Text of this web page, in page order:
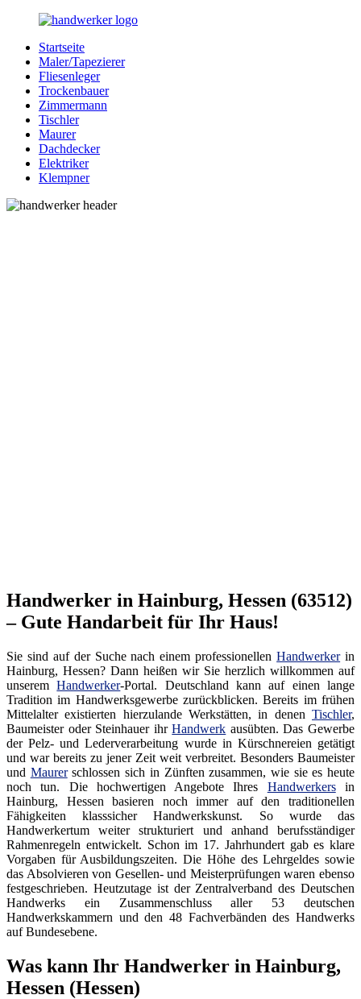
Zurück
Inhalt
Bessere-
Handwerker.de
Handwerker
Ihrer
Nähe
Startseite
Maler/Tapezierer
Fliesenleger
Trockenbauer
Zimmermann
Tischler
Maurer
Dachdecker
Elektriker
Klempner
Handwerker in Hainburg, Hessen (63512)
– Gute Handarbeit für Ihr Haus!
Sie sind auf der Suche nach einem professionellenHandwerkerin
Hainburg, Hessen? Dann heißen wir Sie herzlich willkommen auf
unseremHandwerker-Portal. Deutschland kann auf einen lange
Tradition im Handwerksgewerbe zurückblicken. Bereits im frühen
Mittelalter existierten hierzulande Werkstätten, in denen Tischler,
Baumeister oder Steinhauer ihrHandwerk ausübten. Das Gewerbe
der Pelz- und Lederverarbeitung wurde in Kürschnereien getätigt
und war bereits zu jener Zeit weit verbreitet. Besonders Baumeister
und Maurerschlossen sich in Zünften zusammen, wie sie es heute
noch tun. Die hochwertigen Angebote Ihres Handwerkersin
Hainburg, Hessen basieren noch immer auf den traditionellen
Fähigkeiten klasssicher Handwerkskunst. So wurde das
Handwerkertum weiter strukturiert und anhand berufsständiger
Rahmenregeln entwickelt. Schon im 17. Jahrhundert gab es klare
Vorgaben für Ausbildungszeiten. Die Höhe des Lehrgeldes sowie
das Absolvieren von Gesellen- und Meisterprüfungen waren ebenso
festgeschrieben. Heutzutage ist der Zentralverband des Deutschen
Handwerks ein Zusammenschluss aller 53 deutschen
Handwerkskammern und den 48 Fachverbänden des Handwerks
auf Bundesebene.
Was kann Ihr Handwerker in Hainburg,
Hessen (Hessen)